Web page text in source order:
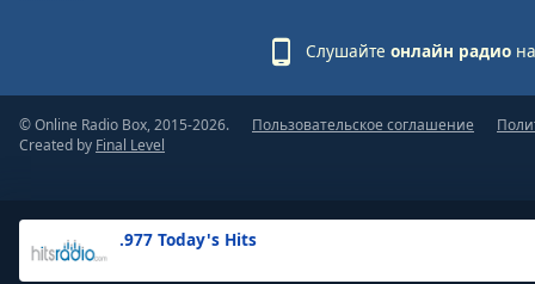
Opacity
Background
.977 Today's Hits
Слушайте онлайн радио
© Online Radio Box, 2015-2026.
Created by Final Level
Пользовательское соглашение